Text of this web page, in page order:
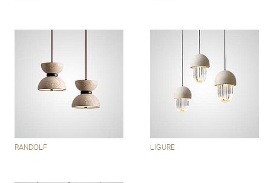
RANDOLF LIGURE